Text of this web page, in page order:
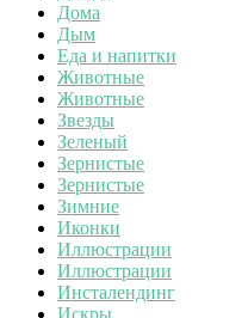
Дома
Дым
Еда и напитки
Животные
Животные
Звезды
Зеленый
Зернистые
Зернистые
Зимние
Иконки
Иллюстрации
Иллюстрации
Инсталендинг
Искры